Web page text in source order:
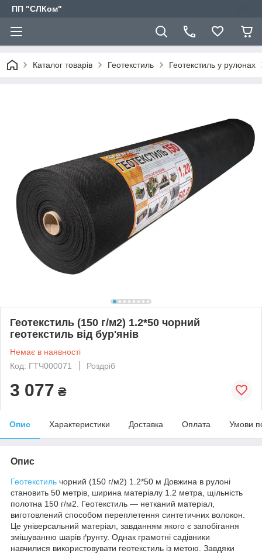
ПП "СЛКом"
Каталог товарів Геотекстиль Геотекстиль у рулонах
Геотекстиль (150 г/м2) 1.2*50 чорний
геотекстиль від бур'янів
Немає в наявності
Код: ГТЧ000071
Роздріб
3 077 ₴
Опис Характеристики Доставка Оплата Умови
Опис
Геотекстиль чорний (150 г/м2) 1.2*50 м Довжина в рулоні
становить 50 метрів, ширина матеріалу 1.2 метра, щільність
полотна 150 г/м2. Геотекстиль — нетканий матеріал,
виготовлений способом переплетення синтетичних волокон.
Це універсальний матеріал, завданням якого є запобігання
змішуванню шарів ґрунту. Однак грамотні садівники
навчилися використовувати геотекстиль із метою. Завдяки